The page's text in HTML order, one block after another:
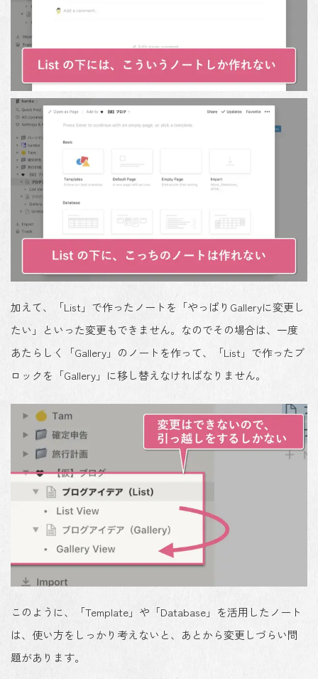
加えて、「List」で作ったノートを 「やっぱりGalleryに変更し
たい」といった変更もできません。なのでその場合は、一度
あたらしく「Gallery」のノートを作って、「List」で作ったブ
ロックを「Gallery」に移し替えなければなりません。
このように、「Template」や「Database」を活用したノート
は、使い方をしっかり考えないと、 あとから変更しづらい問
題があります。